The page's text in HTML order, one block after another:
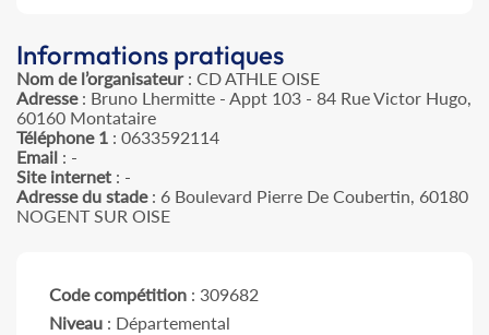
Informations pratiques
Nom de l’organisateur: CD ATHLE OISE
Adresse: Bruno Lhermitte - Appt 103 - 84 Rue Victor Hugo,
60160 Montataire
Téléphone 1 : 0633592114
Email : -
Site internet : -
Adresse du stade: 6 Boulevard Pierre De Coubertin, 60180
NOGENT SUR OISE
Code compétition : 309682
Niveau : Départemental